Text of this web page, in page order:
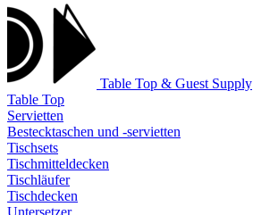
Table Top & Guest Supply
Table Top
Servietten
Bestecktaschen und -servietten
Tischsets
Tischmitteldecken
Tischläufer
Tischdecken